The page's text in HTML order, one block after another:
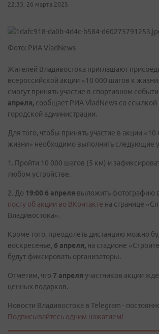
22:33, 26 марта 2025
Фото: РИА VladNews
Жителей Владивостока приглашают
всероссийской акции «10 000 шагов к
смогут принять участие в спортивном
апреля, сообщает РИА VladNews со ссылкой
городской администрации.
Для того, чтобы принять участие в акции
жизни» необходимо выполнить следующие
1. Пройти 10 000 шагов (5 км) и
любом устройстве.
2. До 19:00 6 апреля выложить фотографию
посту об акции во ВКонтакте на странице
Владивостока».
Кроме того, преодолеть дистанцию можно
воскресенье, 6 апреля, на стадионе
будут фиксировать организаторы.
Отметим, что 7 апреля участников акции
ценных подарков.
Новости Владивостока в Telegram -
Подписывайтесь одним нажатием!